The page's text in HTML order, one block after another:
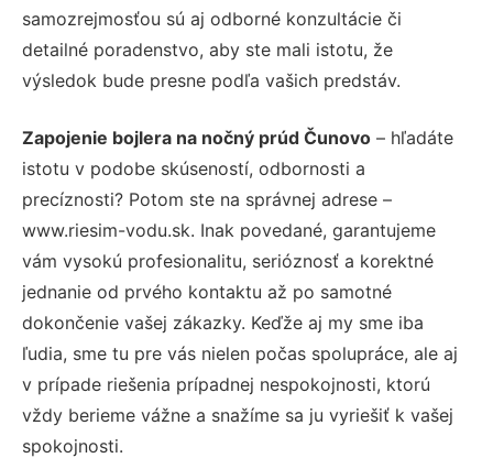
samozrejmosťou sú aj odborné konzultácie či
detailné poradenstvo, aby ste mali istotu, že
výsledok bude presne podľa vašich predstáv.
Zapojenie bojlera na nočný prúd Čunovo – hľadáte
istotu v podobe skúseností, odbornosti a
precíznosti? Potom ste na správnej adrese –
www.riesim-vodu.sk. Inak povedané, garantujeme
vám vysokú profesionalitu, serióznosť a korektné
jednanie od prvého kontaktu až po samotné
dokončenie vašej zákazky. Keďže aj my sme iba
ľudia, sme tu pre vás nielen počas spolupráce, ale aj
v prípade riešenia prípadnej nespokojnosti, ktorú
vždy berieme vážne a snažíme sa ju vyriešiť k vašej
spokojnosti.